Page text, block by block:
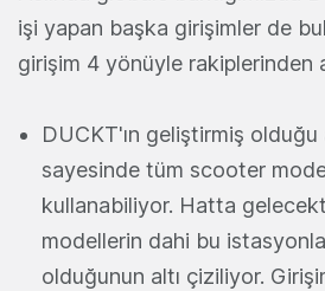
işi yapan başka girişimler de
girişim 4 yönüyle rakiplerinden
DUCKT'ın geliştirmiş
sayesinde tüm scooter
kullanabiliyor. Hatta
modellerin dahi bu
olduğunun altı çiziliyor.